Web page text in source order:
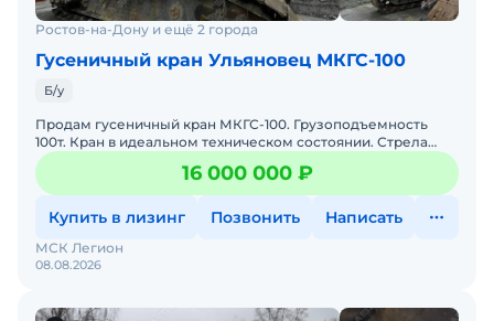
Ростов-на-Дону и ещё 2 города
Гусеничный кран Ульяновец МКГС-100
Б/у
Продам гусеничный кран МКГС-100. Грузоподъемность
100т. Кран в идеальном техническом состоянии. Стрела
50+40. Все документы в порядке. Цена с НДС. По всем
вопро
16 000 000 ₽
Купить в лизинг Позвонить Написать
08.08.2026
МСК Легион